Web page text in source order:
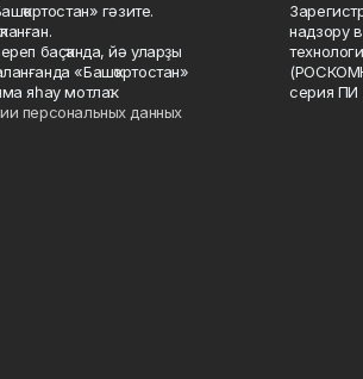
гәзите.
баҫҡанда, йә уларҙы
«Башҡортостан»
яһау мотлаҡ.
персональных данных
надзору
серия ПИ